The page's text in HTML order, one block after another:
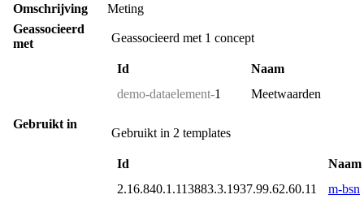
Omschrijving
Meting
Geassocieerd
met
Geassocieerd met 1 concept
Id
Naam
demo-dataelement-1 Meetwaarden
Gebruikt in
Gebruikt in 2 templates
Id
Naam
2.16.840.1.113883.3.1937.99.62.60.11
m-bsn